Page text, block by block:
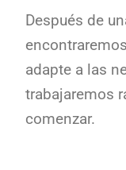
Después de
adapte a las
trabajaremos
comenzar.